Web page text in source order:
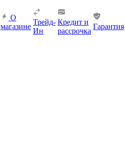
О
магазине
Трейд-
Ин
Кредит и
рассрочка
Гарантия